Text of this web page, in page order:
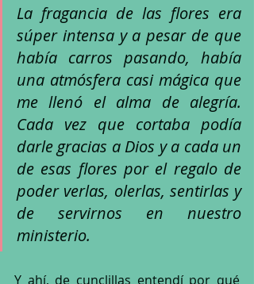
La fragancia de las flores era
súper intensa y a pesar de que
había carros pasando, había
una atmósfera casi mágica que
me llenó el alma de alegría.
Cada vez que cortaba podía
darle gracias a Dios y a cada un
de esas flores por el regalo de
poder verlas, olerlas, sentirlas y
de servirnos en nuestro
ministerio.
Y ahí, de cunclillas entendí por qué